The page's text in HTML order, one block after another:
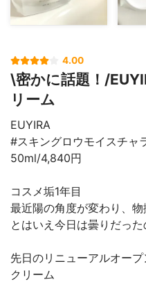
4.00
\密かに話題！/
リーム
EUYIRA
#スキングロウモイスチャ
50ml/4,840円
コスメ垢1年目
最近陽の角度が変わり、
とはいえ今日は曇りだっ
先日のリニューアルオー
クリーム